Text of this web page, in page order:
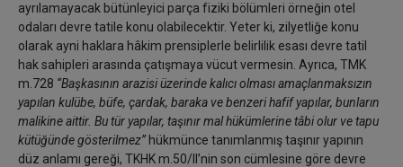
ayrılamayacak bütünleyici parça fiziki bölümleri örneğin otel
odaları devre tatile konu olabilecektir. Yeter ki, zilyetliğe konu
olarak ayni haklara hâkim prensiplerle belirlilik esası devre tatil
hak sahipleri arasında çatışmaya vücut vermesin. Ayrıca, TMK
m.728 ‘‘Başkasının arazisi üzerinde kalıcı olması amaçlanmaksızın
yapılan kulübe, büfe, çardak, baraka ve benzeri hafif yapılar, bunların
malikine aittir. Bu tür yapılar, taşınır mal hükümlerine tâbi olur ve tapu
kütüğünde gösterilmez’’ hükmünce tanımlanmış taşınır yapının
düz anlamı gereği, TKHK m.50/II’nin son cümlesine göre devre